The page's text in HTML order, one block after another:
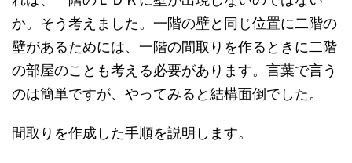
か。そう考えました。一階の壁と同じ位置に二階の
壁があるためには、一階の間取りを作るときに二階
の部屋のことも考える必要があります。言葉で言う
のは簡単ですが、やってみると結構面倒でした。
間取りを作成した手順を説明します。